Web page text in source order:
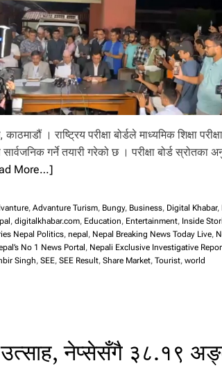
। राष्ट्रिय परीक्षा बोर्डले माध्यमिक शिक्षा
गर्ने तयारी गरेको छ । परीक्षा बोर्ड
More…]
,Advanture Turism, Bungy, Business, Digital Khabar,
,digitalkhabar.com, Education, Entertainment, Inside
Nepal Politics,nepal , Nepal Breaking News Today Live,
No 1 News Portal , Nepali Exclusive Investigative
Singh,SEE,SEE Result,Share Market,Tourist,world
उत्साह, नेप्सेसँगै ३८.१९